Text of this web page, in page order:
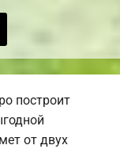
построит
от двух